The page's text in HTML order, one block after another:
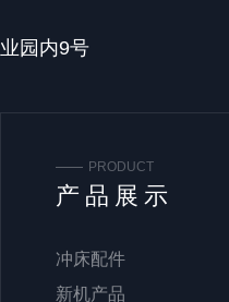
园内9号
PRODUCT
产品展示
冲床配件
新机产品